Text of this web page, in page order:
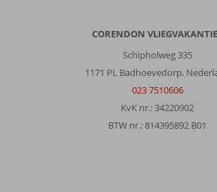
CORENDON
Schipholweg 335
1171 PL Badhoevedorp,
023 7510606
KvK nr.: 34220902
BTW nr.: 814395892 B01